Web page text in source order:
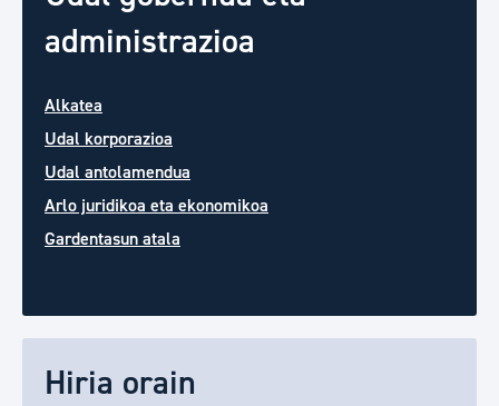
administrazioa
Alkatea
Udal korporazioa
Udal antolamendua
Arlo juridikoa eta ekonomikoa
Gardentasun atala
Hiria orain